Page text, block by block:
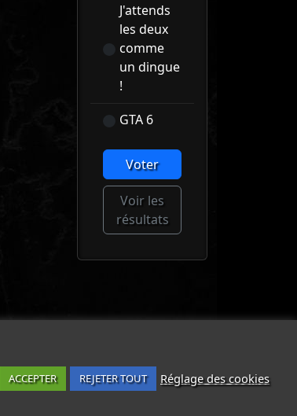
J'attends
les deux
comme
un dingue
!
GTA 6
Voter
Voir les
résultats
ACCEPTER REJETER TOUT Réglage des cookies